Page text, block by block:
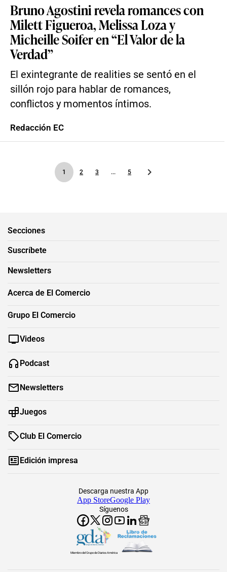
Bruno Agostini revela romances con
Milett Figueroa, Melissa Loza y
Micheille Soifer en “El Valor de la
Verdad”
El exintegrante de realities se sentó en el
sillón rojo para hablar de romances,
conflictos y momentos íntimos.
Redacción EC
1 2 3 ... 5
Secciones
Suscríbete
Newsletters
Acerca de El Comercio
Grupo El Comercio
Videos
Podcast
Newsletters
Juegos
Club El Comercio
Edición impresa
Síguenos
Descarga nuestra App
App StoreGoogle Play
Miembro del Grupo de Diarios América